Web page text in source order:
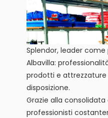
Splendor, leader
Albavilla:
prodotti e
disposizione.
Grazie alla
professionisti